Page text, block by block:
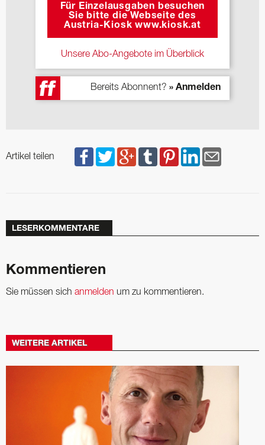
Für Einzelausgaben besuchen
Sie bitte die Webseite des
Austria-Kiosk www.kiosk.at
Unsere Abo-Angebote im Überblick
Bereits Abonnent? » Anmelden
Artikel teilen
LESERKOMMENTARE
Kommentieren
Sie müssen sich anmelden um zu kommentieren.
WEITERE ARTIKEL